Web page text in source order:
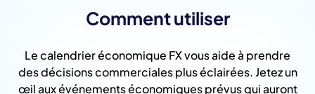
Comment utiliser
Le calendrier économique FX vous aide à prendre
des décisions commerciales plus éclairées. Jetez un
œil aux événements économiques prévus qui auront